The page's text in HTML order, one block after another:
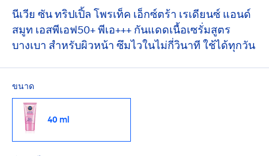
นีเวีย ซัน ทริปเปิ้ล โพรเท็ค เอ็กซ์ตร้า เรเดียนซ์ แอนด์
สมูท เอสพีเอฟ50+ พีเอ+++ กันแดดเนื้อเซรั่มสูตร
บางเบา สำหรับผิวหน้า ซึมไวในไม่กี่วินาที ใช้ได้ทุกวัน
ขนาด
40 ml